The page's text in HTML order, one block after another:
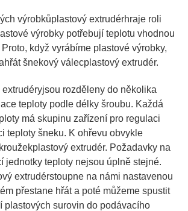
výrobkůplastový extrudérhraje roli
výrobky potřebují teplotu vhodnou
když vyrábíme plastové výrobky,
šnekový válecplastový extrudér.
jsou rozděleny do několika
teploty podle délky šroubu. Každá
má skupinu zařízení pro regulaci
teploty šneku. K ohřevu obvykle
plastový extrudér. Požadavky na
jednotky teploty nejsou úplně stejné.
extrudérstoupne na námi nastavenou
přestane hřát a poté můžeme spustit
plastových surovin do podávacího